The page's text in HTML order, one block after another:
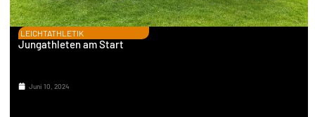
LEICHTATHLETIK
Jungathleten am Start
Juni 10, 2024